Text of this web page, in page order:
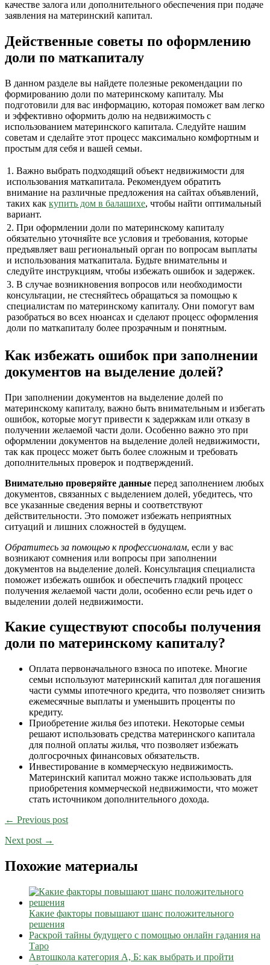
качестве залога или дополнительного обеспечения при подаче
заявления на материнский капитал.
Действенные советы по оформлению
доли по маткапиталу
В данном разделе вы найдете полезные рекомендации по
формированию доли по материнскому капиталу. Мы
подготовили для вас информацию, которая поможет вам легко
и эффективно оформить долю на недвижимость с
использованием материнского капитала. Следуйте нашим
советам и сделайте этот процесс максимально комфортным и
простым для себя и вашей семьи.
1. Важно выбрать подходящий объект недвижимости для
использования маткапитала. Рекомендуем обратить
внимание на различные предложения на сайтах объявлений,
таких как купить дом в балашихе, чтобы найти оптимальный
вариант.
2. При оформлении доли по материнскому капиталу
обязательно уточняйте все условия и требования, которые
предъявляет ваш региональный орган по вопросам выплаты
и использования маткапитала. Будьте внимательны и
следуйте инструкциям, чтобы избежать ошибок и задержек.
3. В случае возникновения вопросов или необходимости
консультации, не стесняйтесь обращаться за помощью к
специалистам по материнскому капиталу. Они помогут вам
разобраться во всех нюансах и сделают процесс оформления
доли по маткапиталу более прозрачным и понятным.
Как избежать ошибок при заполнении
документов на выделение долей?
При заполнении документов на выделение долей по
материнскому капиталу, важно быть внимательным и избегать
ошибок, которые могут привести к задержкам или отказу в
получении желаемой части доли. Особенно важно это при
оформлении документов на выделение долей недвижимости,
так как процесс может быть более сложным и требовать
дополнительных проверок и подтверждений.
Внимательно проверяйте данные перед заполнением любых
документов, связанных с выделением долей, убедитесь, что
все указанные сведения верны и соответствуют
действительности. Это поможет избежать неприятных
ситуаций и лишних сложностей в будущем.
Обратитесь за помощью к профессионалам, если у вас
возникают сомнения или вопросы при заполнении
документов на выделение долей. Консультация специалиста
поможет избежать ошибок и обеспечить гладкий процесс
получения желаемой части доли, особенно если речь идет о
выделении долей недвижимости.
Какие существуют способы получения
доли по материнскому капиталу?
Оплата первоначального взноса по ипотеке. Многие
семьи используют материнский капитал для погашения
части суммы ипотечного кредита, что позволяет снизить
ежемесячные выплаты и уменьшить проценты по
кредиту.
Приобретение жилья без ипотеки. Некоторые семьи
решают использовать средства материнского капитала
для полной оплаты жилья, что позволяет избежать
долгосрочных финансовых обязательств.
Инвестирование в коммерческую недвижимость.
Материнский капитал можно также использовать для
приобретения коммерческой недвижимости, что может
стать источником дополнительного дохода.
← Previous post
Next post →
Похожие материалы
Какие факторы повышают шанс положительного
решения
Раскрой тайны будущего с помощью онлайн гадания на
Таро
Автошкола категория А, Б: как выбрать и пройти